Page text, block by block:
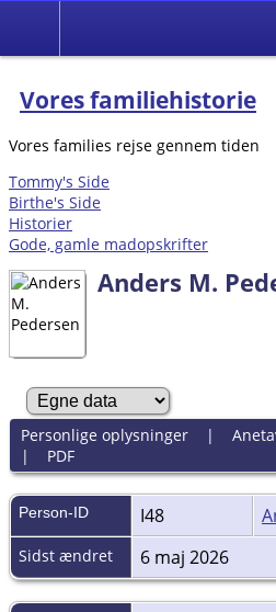
Vores familiehistorie
Vores families rejse gennem tiden
Tommy's Side
Birthe's Side
Historier
Gode, gamle madopskrifter
Anders M.
Personlige oplysninger|
| PDF
Person-ID I48
Sidst ændret 6 maj 2026